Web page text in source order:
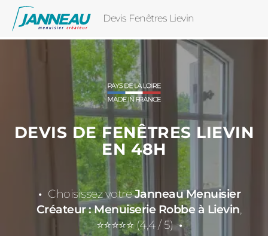
Devis Fenêtres Lievin
DEVIS DE FENÊTRES LIEVIN
EN 48H
Choisissez votreJanneau Menuisier
Créateur : Menuiserie Robbe à Lievin,
⭐⭐⭐⭐⭐ (4,4 / 5)